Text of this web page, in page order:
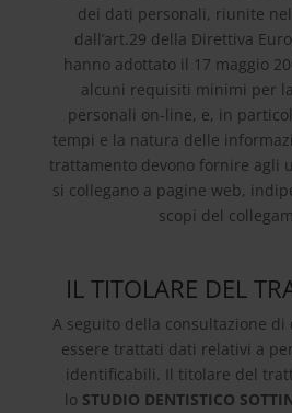
dei dati personali, riunite
dall’art.29 della Direttiva
hanno adottato il 17 maggio
alcuni requisiti minimi per
personali on-line, e, in
tempi e la natura delle
trattamento devono fornire agli
si collegano a pagine web,
scopi del
IL TITOLARE DEL
A seguito della consultazione di
essere trattati dati relativi a
identificabili. Il titolare del
lo STUDIO DENTISTICO